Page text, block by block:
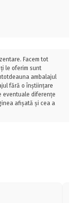
Facem tot
le oferim sunt
ambalajul
fără o înștiințare
eventuale diferențe
afișată și cea a